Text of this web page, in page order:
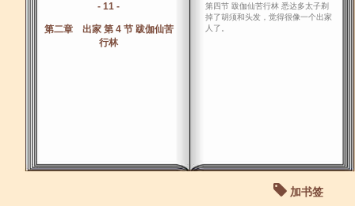
- 11 -
第二章 出家 第 4 节 跋伽仙苦
行林
第四节 跋伽仙苦行林 悉达多太子剃
掉了胡须和头发，觉得很像一个出家
人了。
加书签